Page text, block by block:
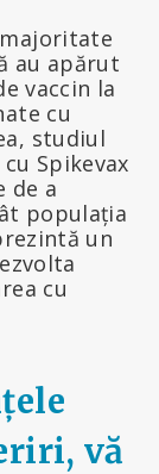
au apărut
vaccin la
cu
studiul
Spikevax
de a
populația
un
cu
vă